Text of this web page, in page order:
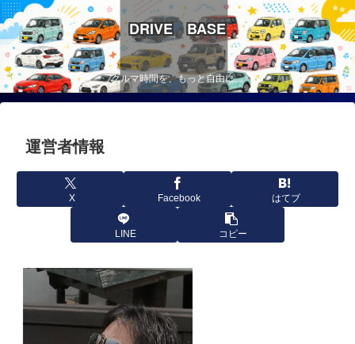
DRIVE BASE
クルマ時間を、もっと自由に。
運営者情報
X Facebook はてブ
LINE コピー